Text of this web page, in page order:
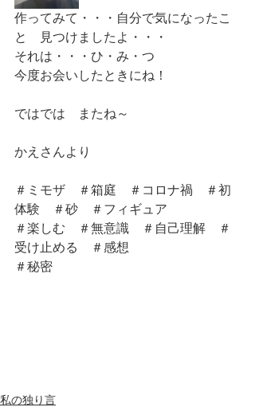
作ってみて・・・自分で気になったこ
と　見つけましたよ・・・
それは・・・ひ・み・つ
今度お会いしたときにね！
ではでは　またね～
かえさんより
＃ミモザ　＃箱庭　＃コロナ禍　＃初
体験　＃砂　＃フィギュア
＃楽しむ　＃無意識　＃自己理解　＃
受け止める　＃感想
＃秘密
私の独り言